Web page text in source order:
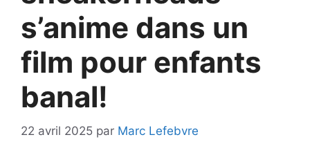
s’anime dans un
film pour enfants
banal!
22 avril 2025 par Marc Lefebvre